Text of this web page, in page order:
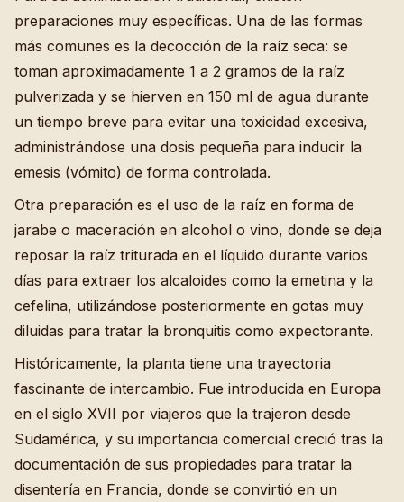
preparaciones muy específicas. Una de las formas
más comunes es la decocción de la raíz seca: se
toman aproximadamente 1 a 2 gramos de la raíz
pulverizada y se hierven en 150 ml de agua durante
un tiempo breve para evitar una toxicidad excesiva,
administrándose una dosis pequeña para inducir la
emesis (vómito) de forma controlada.
Otra preparación es el uso de la raíz en forma de
jarabe o maceración en alcohol o vino, donde se deja
reposar la raíz triturada en el líquido durante varios
días para extraer los alcaloides como la emetina y la
cefelina, utilizándose posteriormente en gotas muy
diluidas para tratar la bronquitis como expectorante.
Históricamente, la planta tiene una trayectoria
fascinante de intercambio. Fue introducida en Europa
en el siglo XVII por viajeros que la trajeron desde
Sudamérica, y su importancia comercial creció tras la
documentación de sus propiedades para tratar la
disentería en Francia, donde se convirtió en un